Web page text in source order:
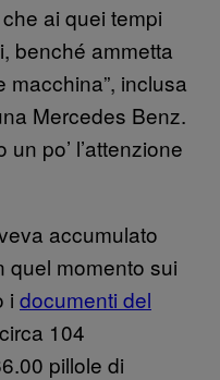
ai quei tempi
benché ammetta
macchina”, inclusa
Mercedes Benz.
po’ l’attenzione
accumulato
quel momento sui
i documenti del
104
pillole di